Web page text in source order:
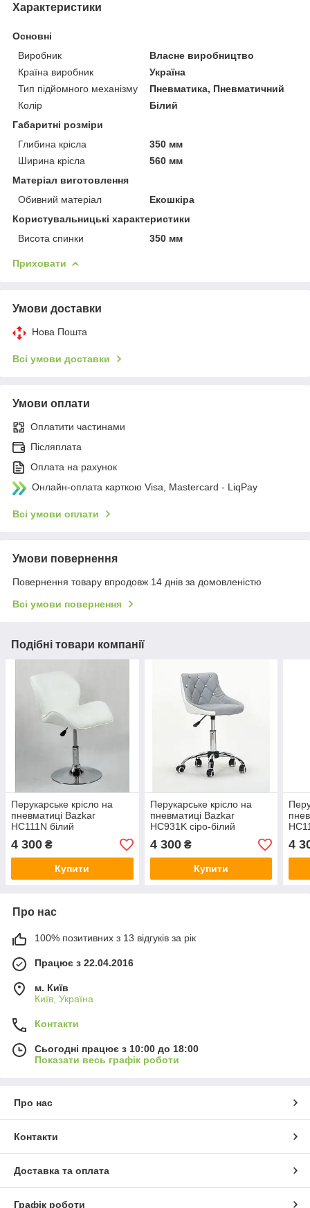
Характеристики
Основні
Виробник
Власне виробництво
Країна виробник
Україна
Тип підйомного механізму
Пневматика, Пневматичний
Колір
Білий
Габаритні розміри
Глибина крісла
350 мм
Ширина крісла
560 мм
Матеріал виготовлення
Обивний матеріал
Екошкіра
Користувальницькі характеристики
Висота спинки
350 мм
Приховати
Умови доставки
Нова Пошта
Всі умови доставки
Умови оплати
Оплатити частинами
Післяплата
Оплата на рахунок
Онлайн-оплата карткою Visa, Mastercard - LiqPay
Всі умови оплати
Умови повернення
Повернення товару впродовж 14 днів за домовленістю
Всі умови повернення
Подібні товари компанії
Перукарське крісло на
пневматиці Bazkar
HC111N білий
4 300 ₴
Купити
Перукарське крісло на
пневматиці Bazkar
HC931K сіро-білий
4 300₴
Купити
4
Про нас
100% позитивних з 13 відгуків за рік
Працює з 22.04.2016
м. Київ
Київ, Україна
Контакти
Сьогодні працює з 10:00 до 18:00
Показати весь графік роботи
Про нас
Контакти
Доставка та оплата
Графік роботи